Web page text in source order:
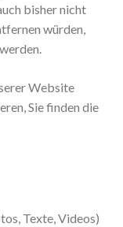
bisher nicht
würden,
Website
Sie finden die
Texte, Videos)